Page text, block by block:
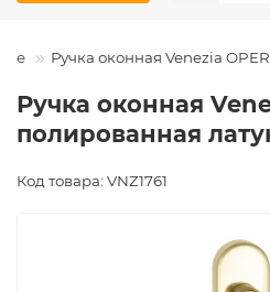
Ручка оконная Venezia
Ручка оконная
полированная
Код товара: VNZ1761